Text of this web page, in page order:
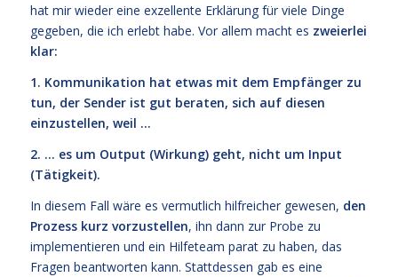
hat mir wieder eine exzellente Erklärung für viele Dinge
gegeben, die ich erlebt habe. Vor allem macht es zweierlei
klar:
1. Kommunikation hat etwas mit dem Empfänger zu
tun, der Sender ist gut beraten, sich auf diesen
einzustellen, weil …
2. … es um Output (Wirkung) geht, nicht um Input
(Tätigkeit).
In diesem Fall wäre es vermutlich hilfreicher gewesen, den
Prozess kurz vorzustellen, ihn dann zur Probe zu
implementieren und ein Hilfeteam parat zu haben, das
Fragen beantworten kann. Stattdessen gab es eine